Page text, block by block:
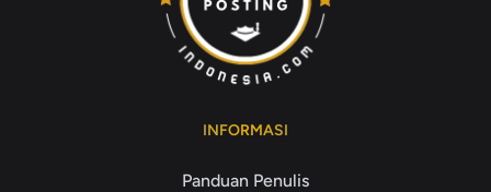
INFORMASI
Panduan Penulis